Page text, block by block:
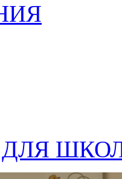
ДЛЯ